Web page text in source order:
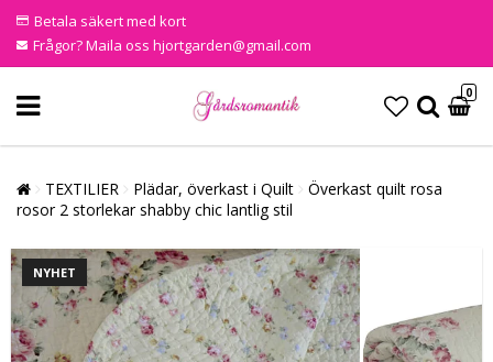
Betala säkert med kort
Frågor? Maila oss hjortgarden@gmail.com
0
TEXTILIER Plädar, överkast i Quilt
Överkast quilt rosa
rosor 2 storlekar shabby chic lantlig stil
NYHET